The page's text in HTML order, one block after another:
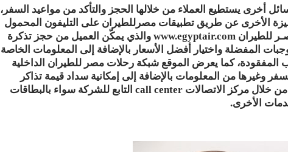
أخرى يستطيع العملاء من خلالها الحجز والتأكد من مواعيد السفر،
الأخرى عن طريق تطبيقات مصرللطيران على التليفون المحمول
وأيضا عن طريق الموقـع الإلكتروني لمصـر للطيران www.egyptair.com والذي يمكّن العميل من حجز تذكرة
المفضلة واختيار أفضل الأسعار بالإضافة إلى المعلومات الخاصة
المفقودة، كما يعرض الموقع شبكة رحلات مصر للطيران الداخلية
وغيرها من المعلومات بالإضافة إلى إمكانية سداد قيمة تذاكر
السفر، وتعديل الحجز وتغيير خط السير من خلال مركز الاتصالات call center التابع للشركة سواء بالبطاقات
الأخرى.